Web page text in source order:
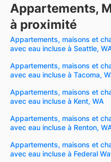
Appartements,
à proximité
Appartements, maisons et
avec eau incluse à Seattle,
Appartements, maisons et
avec eau incluse à Tacoma,
Appartements, maisons et
avec eau incluse à Kent, WA
Appartements, maisons et
avec eau incluse à Renton,
Appartements, maisons et
avec eau incluse à Federal